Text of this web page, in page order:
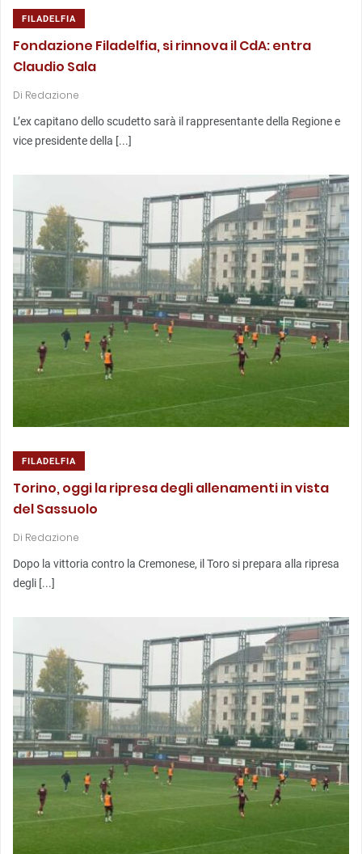
FILADELFIA
Fondazione Filadelfia, si rinnova il CdA: entra
Claudio Sala
Di Redazione
L’ex capitano dello scudetto sarà il rappresentante della Regione e
vice presidente della [...]
FILADELFIA
Torino, oggi la ripresa degli allenamenti in vista
del Sassuolo
Di Redazione
Dopo la vittoria contro la Cremonese, il Toro si prepara alla ripresa
degli [...]